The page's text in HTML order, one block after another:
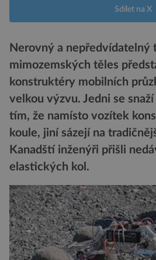
Sdílet na X
Nerovný a nepředvídatelný
mimozemských těles
konstruktéry mobilních
velkou výzvu. Jedni se
tím, že namísto vozítek
koule, jiní sázejí na
Kanadští inženýři přišli
elastických kol.